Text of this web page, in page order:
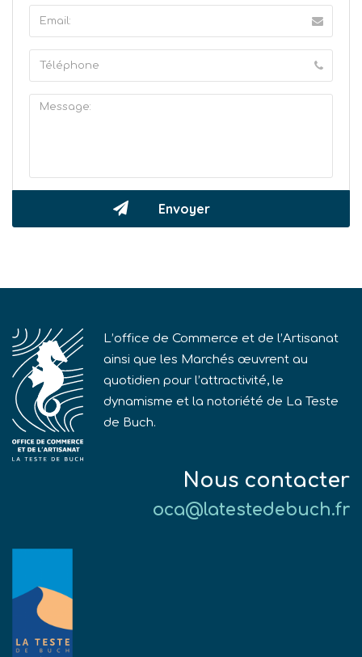
L’office de Commerce et de l’Artisanat
ainsi que les Marchés œuvrent au
quotidien pour l’attractivité, le
dynamisme et la notoriété de La Teste
de Buch.
Nous contacter
oca@latestedebuch.fr